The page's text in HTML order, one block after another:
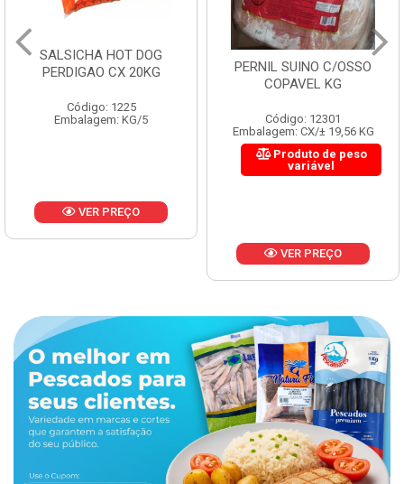
SALSICHA HOT DOG
PERDIGAO CX 20KG
Código: 1225
Embalagem: KG/5
VER PREÇO
PERNIL SUINO C/OSSO
COPAVEL KG
Código: 12301
Embalagem: CX/± 19,56 KG
Produto de peso
variável
VER PREÇO